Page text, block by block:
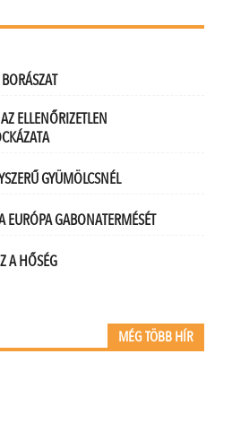
ELLENŐRIZETLEN
GYÜMÖLCSNÉL
EURÓPA GABONATERMÉSÉT
A HŐSÉG
MÉG TÖBB HÍR